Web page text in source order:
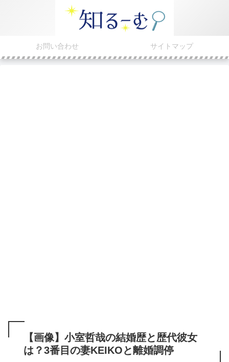
お問い合わせ サイトマップ
【画像】小室哲哉の結婚歴と歴代彼女
は？3番目の妻KEIKOと離婚調停